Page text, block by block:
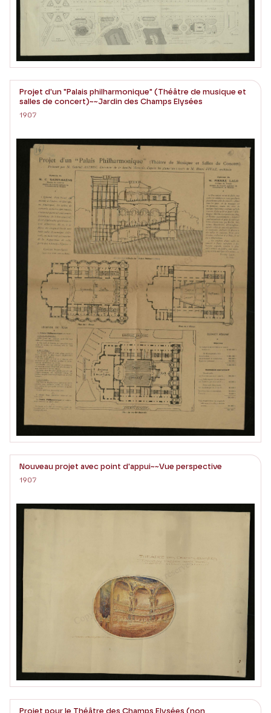
Projet d'un "Palais philharmonique" (Théâtre de musique et
salles de concert)~~Jardin des Champs Elysées
1907
Nouveau projet avec point d'appui~~Vue perspective
1907
Projet pour le Théâtre des Champs Elysées (non